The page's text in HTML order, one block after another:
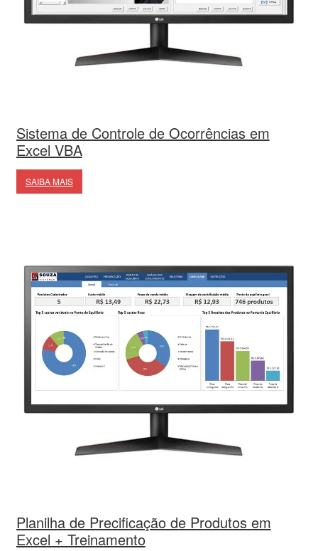
Sistema de Controle de Ocorrências em
Excel VBA
SAIBA MAIS
Planilha de Precificação de Produtos em
Excel + Treinamento